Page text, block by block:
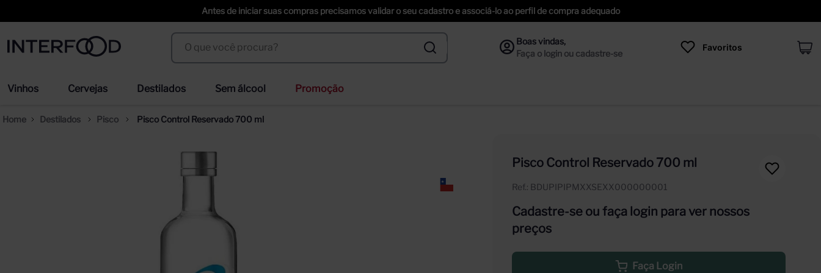
Antes de iniciar suas compras precisamos validar o seu cadastro e associá-lo ao perfil de compra adequado
O que você procura?
Favoritos
Vinhos Cervejas Destilados Sem álcool Promoção
Destilados Pisco Pisco Control Reservado 700 ml
Pisco Control Reservado 700 ml
Ref. : BDUPIPIPMXXSEXX000000001
Cadastre-se ou faça login para ver nossos
preços
Faça Login
Termos mais buscados